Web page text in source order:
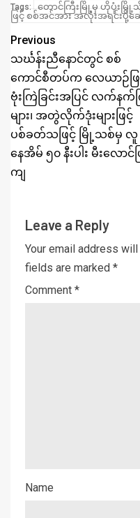
Tags: တောင်ကြီးမြို့မှ ဟိုပုံးမြို့
ဖြင့် စစ်အင်အား အလုံးအရင်းပို့ဆ
Previous
သင်္ဃန်းညီနောင်တွင် စစ်
ကောင်စီတပ်က လေယာဉ်ဖ
ဗုံးကြဲခြင်းအပြင် လက်နက်
များ၊ အတွဲလိုက်ဒုံးများဖြင့်
ပစ်ခတ်သဖြင့် မြို့သစ်မှ လူ
နေအိမ် ၅၀ နီးပါး မီးလောင်ပ
ကျ
Leave a Reply
Your email address
fields are marked *
Comment *
Name